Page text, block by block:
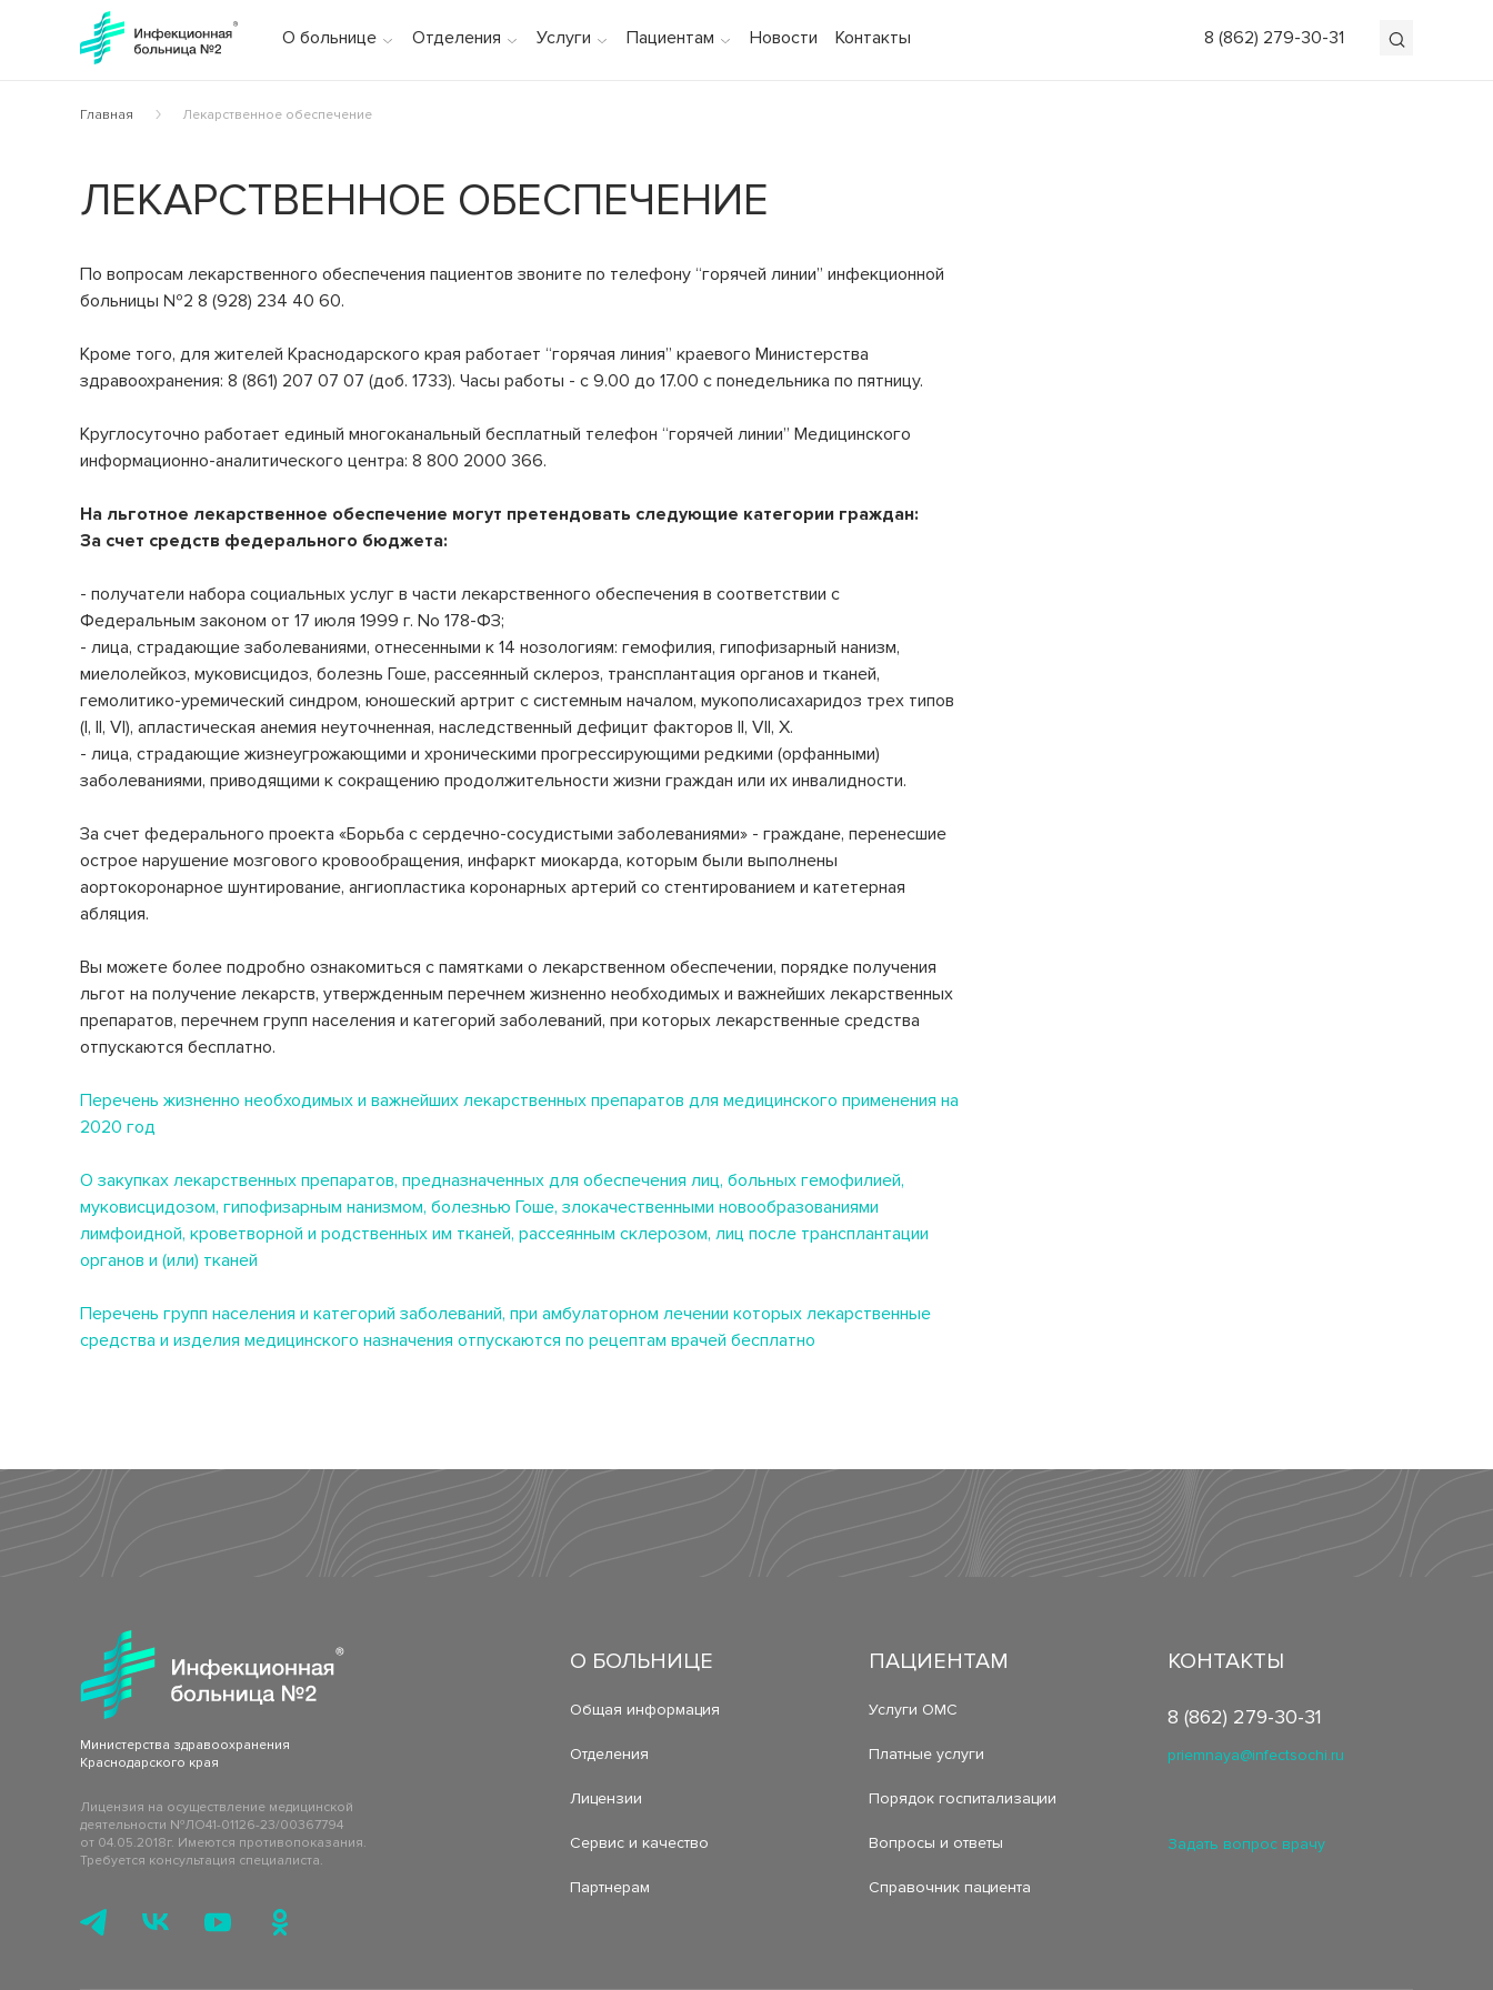
О больнице Отделения Услуги Пациентам Новости Контакты 8 (862) 279-30-31
Главная Лекарственное обеспечение
ЛЕКАРСТВЕННОЕ ОБЕСПЕЧЕНИЕ
По вопросам лекарственного обеспечения пациентов звоните по телефону “горячей линии” инфекционной
больницы №2 8 (928) 234 40 60.
Кроме того, для жителей Краснодарского края работает “горячая линия” краевого Министерства
здравоохранения: 8 (861) 207 07 07 (доб. 1733). Часы работы - с 9.00 до 17.00 с понедельника по пятницу.
Круглосуточно работает единый многоканальный бесплатный телефон “горячей линии” Медицинского
информационно-аналитического центра: 8 800 2000 366.
На льготное лекарственное обеспечение могут претендовать следующие категории граждан:
За счет средств федерального бюджета:
- получатели набора социальных услуг в части лекарственного обеспечения в соответствии с
Федеральным законом от 17 июля 1999 г. No 178-ФЗ;
- лица, страдающие заболеваниями, отнесенными к 14 нозологиям: гемофилия, гипофизарный нанизм,
миелолейкоз, муковисцидоз, болезнь Гоше, рассеянный склероз, трансплантация органов и тканей,
гемолитико-уремический синдром, юношеский артрит с системным началом, мукополисахаридоз трех типов
(I, II, VI), апластическая анемия неуточненная, наследственный дефицит факторов II, VII, X.
- лица, страдающие жизнеугрожающими и хроническими прогрессирующими редкими (орфанными)
заболеваниями, приводящими к сокращению продолжительности жизни граждан или их инвалидности.
За счет федерального проекта «Борьба с сердечно-сосудистыми заболеваниями» - граждане, перенесшие
острое нарушение мозгового кровообращения, инфаркт миокарда, которым были выполнены
аортокоронарное шунтирование, ангиопластика коронарных артерий со стентированием и катетерная
абляция.
Вы можете более подробно ознакомиться с памятками о лекарственном обеспечении, порядке получения
льгот на получение лекарств, утвержденным перечнем жизненно необходимых и важнейших лекарственных
препаратов, перечнем групп населения и категорий заболеваний, при которых лекарственные средства
отпускаются бесплатно.
Перечень жизненно необходимых и важнейших лекарственных препаратов для медицинского применения на
2020 год
О закупках лекарственных препаратов, предназначенных для обеспечения лиц, больных гемофилией,
муковисцидозом, гипофизарным нанизмом, болезнью Гоше, злокачественными новообразованиями
лимфоидной, кроветворной и родственных им тканей, рассеянным склерозом, лиц после трансплантации
органов и (или) тканей
Перечень групп населения и категорий заболеваний, при амбулаторном лечении которых лекарственные
средства и изделия медицинского назначения отпускаются по рецептам врачей бесплатно
Министерства здравоохранения
Краснодарского края
Лицензия на осуществление медицинской
деятельности №ЛО41-01126-23/00367794
от 04.05.2018г. Имеются противопоказания.
Требуется консультация специалиста.
О БОЛЬНИЦЕ
Общая информация
Отделения
Лицензии
Сервис и качество
Партнерам
ПАЦИЕНТАМ
Услуги ОМС
Платные услуги
Порядок госпитализации
Вопросы и ответы
Справочник пациента
КОНТАКТЫ
8 (862) 279-30-31
priemnaya@infectsochi.ru
Задать вопрос врачу
Назад
О БОЛЬНИЦЕ
Общая информация
Администрация
Вакансии
Режим работы
Контролирующие органы
Реквизиты
Новости
Партнерам
Сервис и качество
Назад
ОТДЕЛЕНИЯ
Приёмное отделение
Консультации и диагностика
Стационарное лечение инфекционных болезней
Стационарное лечение инфекционных болезней
Инфекционное отделение №3
Инфекционное отделение №4
Инфекционное отделение №5
Стационарное лечение инфекционных болезней
Инфекционное отделение №6
Стационарное лечение инфекционных болезней
Инфекционное отделение №7
Стационарное лечение инфекционных болезней
Консультативно-диагностическое
отделение
Эндоскопия
терапии (ОРИТ)
Специалисты анестезиологи и реаниматологи
Патологоанатомическое отделение
Бактериологическая лаборатория
Микробиологические исследования
Клинико-диагностическая лаборатория
Инфекционное отделение №8
Назад
УСЛУГИ
Услуги ОМС
Стоимость платных услуг
Назад
ПАЦИЕНТАМ
Как связаться с врачами?
Памятка сопровождающим
Порядок госпитализации
Отзывы пациентов
Коронавирус COVID-19
Оценка качества услуг
Правила внутреннего распорядка
График приема по личным вопросам
Лекарственное обеспечение
Гарантии и права граждан на бесплатную
медицинскую помощь
Информация Минздрава
Правила подготовки к диагностическим
исследованиям
Перечень ЖНВЛ
Страховые медицинские организации
Как сообщить об отсутствии